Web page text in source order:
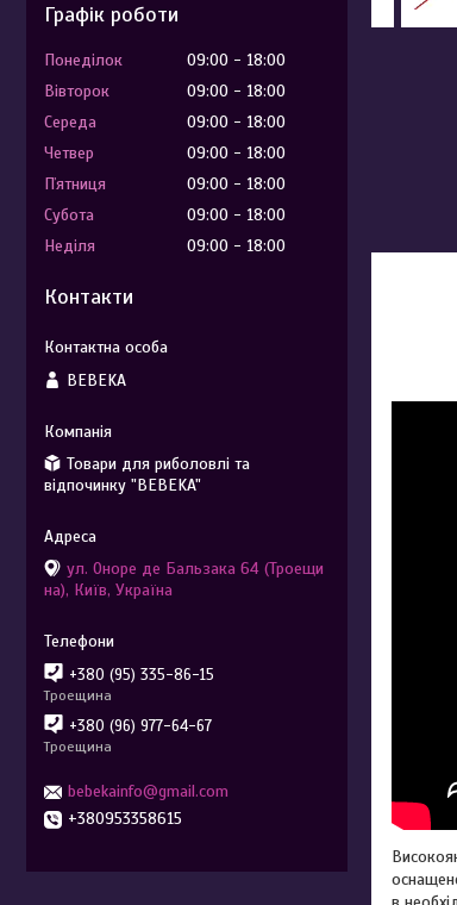
Графік роботи
Понеділок 09:00
18:00
Вівторок
09:00
18:00
Середа
09:00
18:00
Четвер
09:00
18:00
Пʼятниця
09:00
18:00
Субота
09:00
18:00
Неділя
09:00 18:00
Контакти
BEBEKA
Товари для риболовлі та
відпочинку "BEBEKA"
ул. Оноре де Бальзака 64 (Троещи
на), Київ, Україна
+380 (95) 335-86-15
Троещина
+380 (96) 977-64-67
Троещина
bebekainfo@gmail.com
+380953358615